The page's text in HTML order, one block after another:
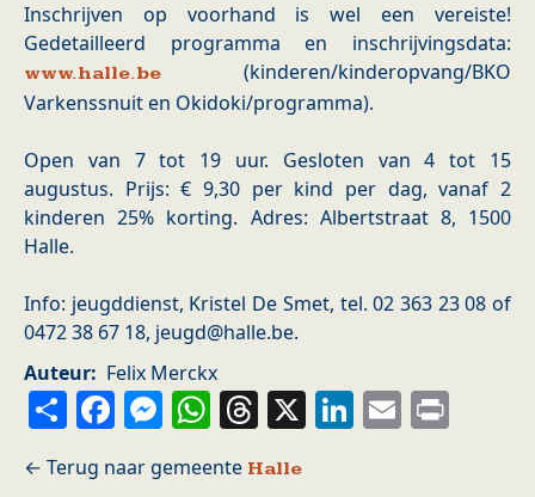
Inschrijven op voorhand is wel een vereiste!
Gedetailleerd programma en inschrijvingsdata:
www.halle.be (kinderen/kinderopvang/BKO
Varkenssnuit en Okidoki/programma).
Open van 7 tot 19 uur. Gesloten van 4 tot 15
augustus. Prijs: € 9,30 per kind per dag, vanaf 2
kinderen 25% korting. Adres: Albertstraat 8, 1500
Halle.
Info: jeugddienst, Kristel De Smet, tel. 02 363 23 08 of
0472 38 67 18, jeugd@halle.be.
Auteur
Felix Merckx
ShareFacebook
Messenger
WhatsApp
Threads
X LinkedIn
Email
Halle